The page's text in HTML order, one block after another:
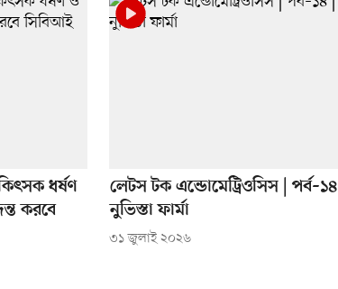
ধর্ষণ
করবে
লেটস টক এন্ডোমেট্রিওসিস | পর্ব–১৪ |
নুভিস্তা ফার্মা
৩১ জুলাই ২০২৬